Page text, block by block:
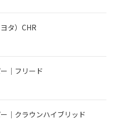
タ）CHR
｜フリード
｜クラウンハイブリッド